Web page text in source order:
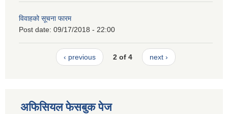
विवाहको सूचना फारम
Post date: 09/17/2018 - 22:00
‹ previous 2 of 4 next ›
अफिसियल फेसबुक पेज